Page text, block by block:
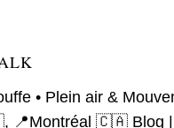
• Plein air &
📍Montréal 🇨🇦Blog |